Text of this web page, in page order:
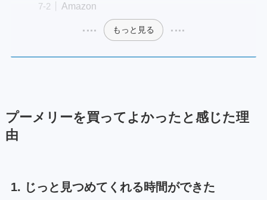
Amazon
もっと見る
プーメリーを買ってよかったと感じた理
由
1. じっと見つめてくれる時間ができた